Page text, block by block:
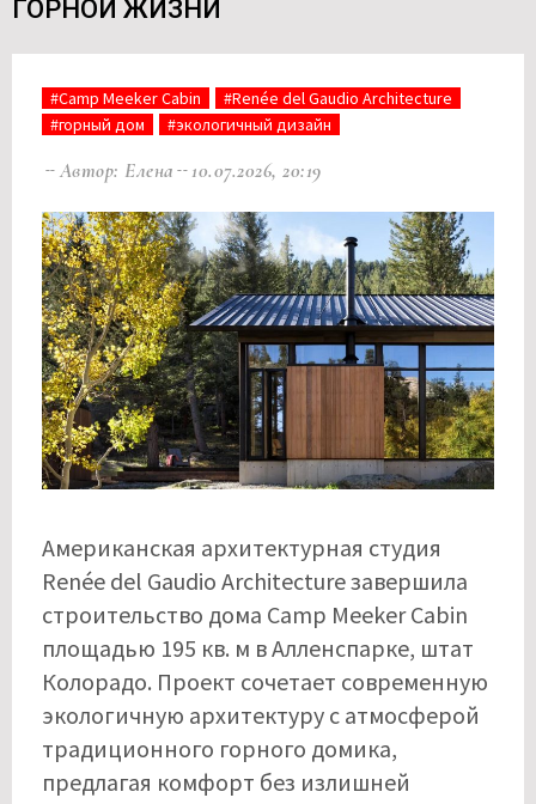
ГОРНОЙ ЖИЗНИ
#Camp Meeker Cabin
#Renée del Gaudio Architecture
#горный дом
#экологичный дизайн
Автор: Елена 10.07.2026, 20:19
Американская архитектурная студия
Renée del Gaudio Architecture завершила
строительство дома Camp Meeker Cabin
площадью 195 кв. м в Алленспарке, штат
Колорадо. Проект сочетает современную
экологичную архитектуру с атмосферой
традиционного горного домика,
предлагая комфорт без излишней